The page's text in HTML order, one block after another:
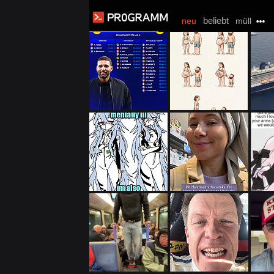
neu beliebt müll